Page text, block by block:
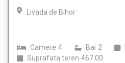
Livada de Bihor
Camere 4 Bai 2
Suprafata teren 467.00